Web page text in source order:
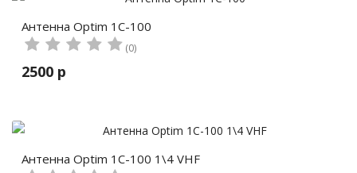
Антенна Optim 1C-100
(0)
2500 р
Антенна Optim 1C-100 1\4 VHF